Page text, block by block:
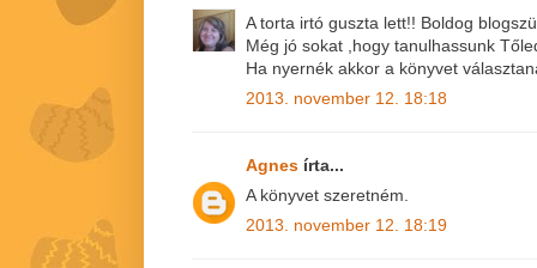
A torta irtó guszta lett!! Boldog
Még jó sokat ,hogy tanulhassunk
Ha nyernék akkor a könyvet
2013. november 12. 18:18
Agnes írta...
A könyvet szeretném.
2013. november 12. 18:19